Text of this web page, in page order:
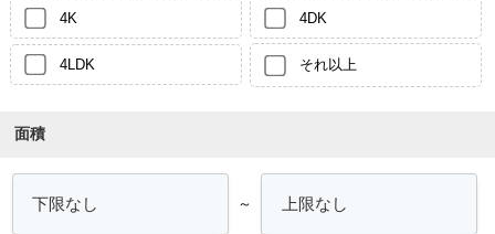
4K 4DK
4LDK それ以上
面積
～